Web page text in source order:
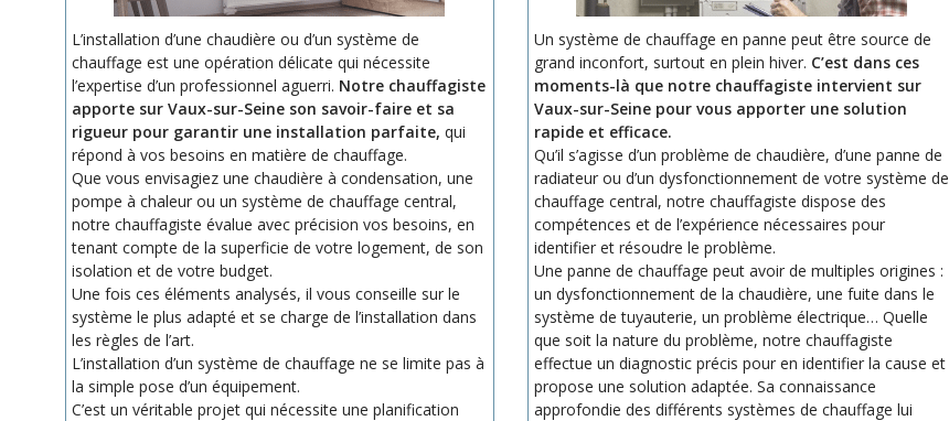
L’installation d’une chaudière ou d’un système de
chauffage est une opération délicate qui nécessite
l’expertise d’un professionnel aguerri. Notre chauffagiste
apporte sur Vaux-sur-Seine son savoir-faire et sa
rigueur pour garantir une installation parfaite, qui
répond à vos besoins en matière de chauffage.
Que vous envisagiez une chaudière à condensation, une
pompe à chaleur ou un système de chauffage central,
notre chauffagiste évalue avec précision vos besoins, en
tenant compte de la superficie de votre logement, de son
isolation et de votre budget.
Une fois ces éléments analysés, il vous conseille sur le
système le plus adapté et se charge de l’installation dans
les règles de l’art.
L’installation d’un système de chauffage ne se limite pas à
la simple pose d’un équipement.
C’est un véritable projet qui nécessite une planification
Un système de chauffage en panne peut être source de
grand inconfort, surtout en plein hiver. C’est dans ces
moments-là que notre chauffagiste intervient sur
Vaux-sur-Seine pour vous apporter une solution
rapide et efficace.
Qu’il s’agisse d’un problème de chaudière, d’une panne de
radiateur ou d’un dysfonctionnement de votre système de
chauffage central, notre chauffagiste dispose des
compétences et de l’expérience nécessaires pour
identifier et résoudre le problème.
Une panne de chauffage peut avoir de multiples origines :
un dysfonctionnement de la chaudière, une fuite dans le
système de tuyauterie, un problème électrique… Quelle
que soit la nature du problème, notre chauffagiste
effectue un diagnostic précis pour en identifier la cause et
propose une solution adaptée. Sa connaissance
approfondie des différents systèmes de chauffage lui